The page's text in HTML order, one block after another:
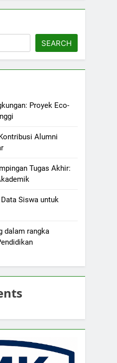
SEARCH
Proyek Eco-
Alumni
Tugas Akhir:
Siswa untuk
dalam rangka